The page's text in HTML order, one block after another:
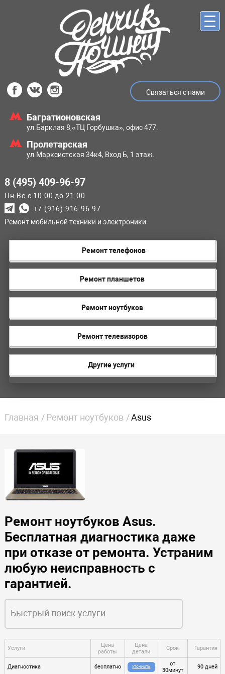
Связаться с нами
Багратионовская
ул.Барклая 8,«ТЦ Горбушка», офис 477.
Пролетарская
ул.Марксистская 34к4, Вход Б, 1 этаж.
8 (495) 409-96-97
Пн-Вс с 10:00 до 21:00
+7 (916) 916-96-97
Ремонт мобильной техники и электроники
Ремонт телефонов
Ремонт планшетов
Ремонт ноутбуков
Ремонт телевизоров
Другие услуги
Главная Ремонт ноутбуков Asus
Ремонт ноутбуков Asus.
Бесплатная диагностика даже
при отказе от ремонта. Устраним
любую неисправность с
гарантией.
Услуги
Цена
работы
Цена
детали
Срок Гарантия
Диагностика бесплатно УТОЧНИТЬ
от
30минут
90 дней